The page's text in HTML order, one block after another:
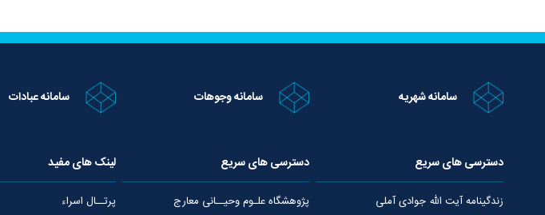
سامانه شهریه سامانه وجوهات سامانه عبادات
دسترسی های سریع
زندگینامه آیت الله جوادی آملی
دسترسی های سریع
پژوهشگاه علـوم وحیــانی معارج
لینک های مفید
پرتــال اسراء